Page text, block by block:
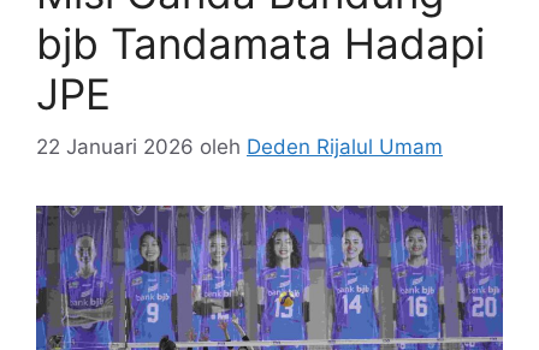
bjb Tandamata Hadapi
JPE
22 Januari 2026 oleh Deden Rijalul Umam